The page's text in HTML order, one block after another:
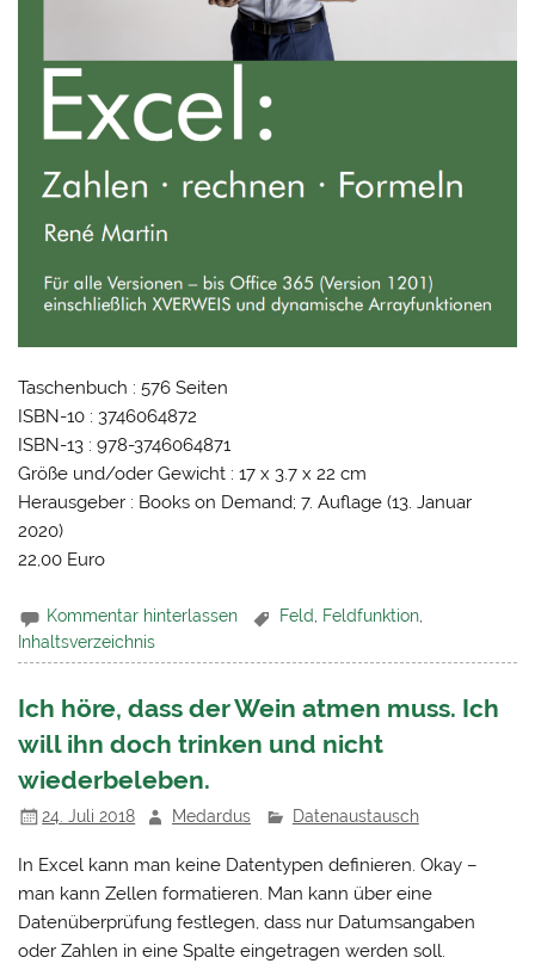
Taschenbuch : 576 Seiten
ISBN-10 : 3746064872
ISBN-13 : 978-3746064871
Größe und/oder Gewicht : 17 x 3.7 x 22 cm
Herausgeber : Books on Demand; 7. Auflage (13. Januar
2020)
22,00 Euro
Kommentar hinterlassen Feld Feldfunktion
Inhaltsverzeichnis
Ich höre, dass der Wein atmen muss. Ich
will ihn doch trinken und nicht
wiederbeleben.
24. Juli 2018 Medardus Datenaustausch
In Excel kann man keine Datentypen definieren. Okay –
man kann Zellen formatieren. Man kann über eine
Datenüberprüfung festlegen, dass nur Datumsangaben
oder Zahlen in eine Spalte eingetragen werden soll.